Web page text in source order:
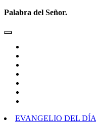
Palabra del Señor.
EVANGELIO DEL DÍA